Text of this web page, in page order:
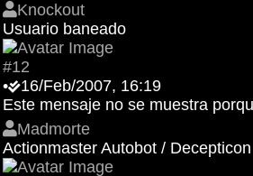
Knockout
Usuario baneado
#12
•
16/Feb/2007, 16:19
Este mensaje no se muestra
Madmorte
Actionmaster Autobot / Decepticon